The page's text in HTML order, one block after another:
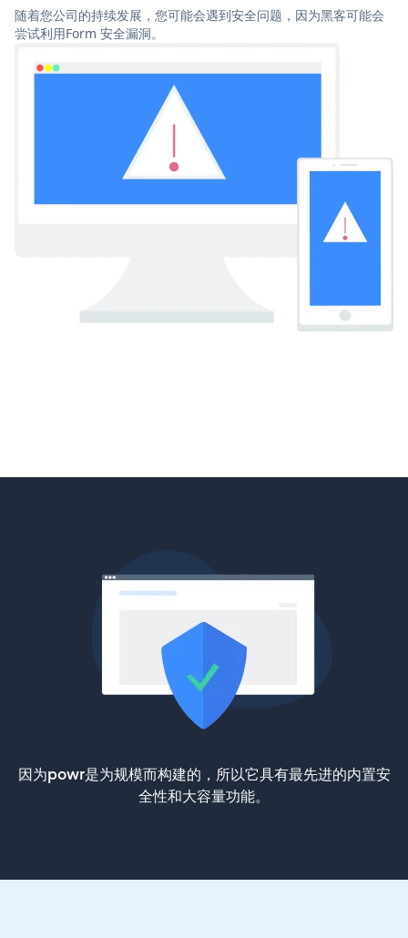
随着您公司的持续发展，您可能会遇到安全问题，因为黑客可能会
尝试利用Form 安全漏洞。
因为powr是为规模而构建的，所以它具有最先进的内置安
全性和大容量功能。